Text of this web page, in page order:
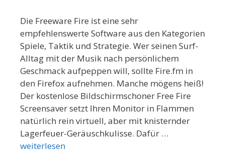
Die Freeware Fire ist eine sehr
empfehlenswerte Software aus den Kategorien
Spiele, Taktik und Strategie. Wer seinen Surf-
Alltag mit der Musik nach persönlichem
Geschmack aufpeppen will, sollte Fire.fm in
den Firefox aufnehmen. Manche mögens heiß!
Der kostenlose Bildschirmschoner Free Fire
Screensaver setzt Ihren Monitor in Flammen 
natürlich rein virtuell, aber mit knisternder
Lagerfeuer-Geräuschkulisse. Dafür …
weiterlesen